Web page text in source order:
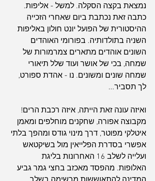
נמצאת בקצה הסקלה. למשל - אליפות.
כתבה זאת נכתבת ביום שאחרי הזכייה
ההיסטורית של הפועל יונט חולון באליפות
השניה בתולדותיה. בפורומי האוהדים
השונים אוהדים מתארים צמרמורות של
שמחה, בכי של אושר ועוד שלל תיאורי
שמחה שונים ומשונים. נו - אהדת ספורט,
לך תסביר...
ואיזה עונה זאת הייתה, איזה רכבת הרים!
מקבוצה אפורה, שחקנים מוחלפים ומאמן
איטלקי מפוטר, דרך מינוי גודס ומהפך בלתי
אפשרי בסדרת הפלייאין מול בשיקטאש
ועלייה לשלב 16 האחרונות בליגת
האלופות. מהפסד מאכזב בחצי גמר גביע